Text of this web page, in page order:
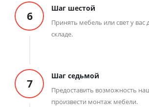
6
Шаг шестой
Принять мебель или свет у вас
складе.
7
Шаг седьмой
Предоставить возможность
произвести монтаж мебели.